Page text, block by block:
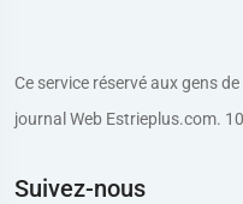
Ce service réservé aux gens
journal Web Estrieplus.com.
Suivez-nous